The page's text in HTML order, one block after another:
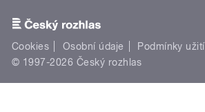
Cookies Osobní údaje Podmínky užití
© 1997-2026 Český rozhlas